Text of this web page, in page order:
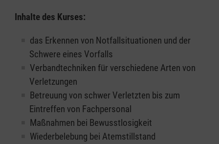
Inhalte des Kurses:
das Erkennen von Notfallsituationen und der
Schwere eines Vorfalls
Verbandtechniken für verschiedene Arten von
Verletzungen
Betreuung von schwer Verletzten bis zum
Eintreffen von Fachpersonal
Maßnahmen bei Bewusstlosigkeit
Wiederbelebung bei Atemstillstand